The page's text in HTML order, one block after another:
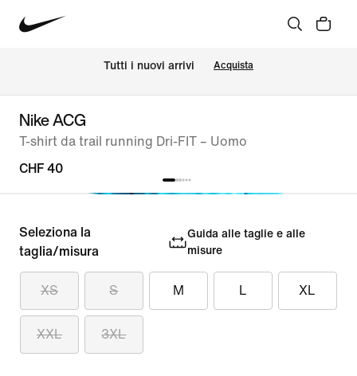
Tutti i nuovi arrivi Acquista
Nike ACG
T-shirt da trail running Dri-FIT – Uomo
CHF 40
Seleziona la
taglia/misura
Guida alle taglie e alle
misure
XS S M L XL
XXL 3XL